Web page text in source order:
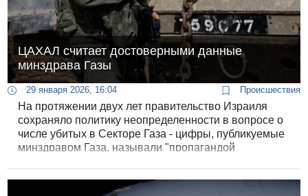
ЦАХАЛ считает достоверными данные
минздрава Газы
29 января 2026, 16:04 Происшествия
На протяжении двух лет правительство Израиля
сохраняло политику неопределенности в вопросе о
числе убитых в Секторе Газа - цифры, публикуемые
минздравом Газа, называли "пропагандой
публиковал. "Гаарец" сообщает сегодня, что ЦАХАЛ